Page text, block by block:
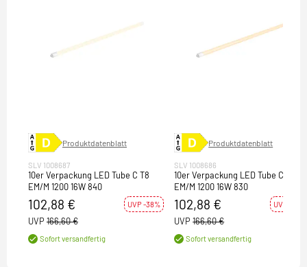
Produktdatenblatt
SLV 1008687
10er Verpackung LED Tube C T8
EM/M 1200 16W 840
102,88 € UVP -38%
UVP 166,60 €
Sofort versandfertig
Produktdatenblatt
SLV 1008686
10er Verpackung LED Tube C T8
EM/M 1200 16W 830
102,88 € UVP -38%
UVP 166,60 €
Sofort versandfertig